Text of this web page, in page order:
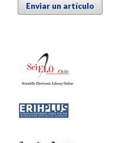
Enviar un artículo